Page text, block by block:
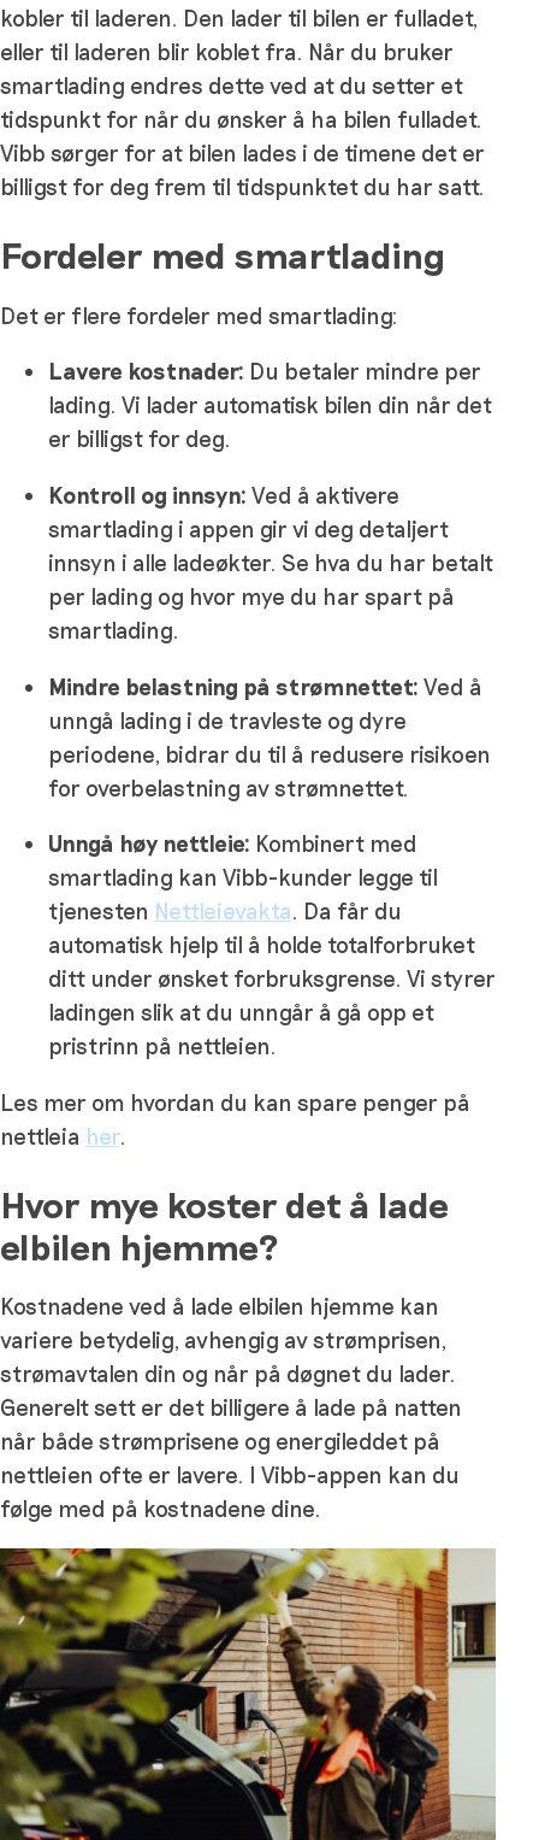
kobler til laderen. Den lader til bilen er fulladet,
eller til laderen blir koblet fra. Når du bruker
smartlading endres dette ved at du setter et
tidspunkt for når du ønsker å ha bilen fulladet.
Vibb sørger for at bilen lades i de timene det er
billigst for deg frem til tidspunktet du har satt.
Fordeler med smartlading
Det er flere fordeler med smartlading:
Lavere kostnader: Du betaler mindre per
lading. Vi lader automatisk bilen din når det
er billigst for deg.
Kontroll og innsyn: Ved å aktivere
smartlading i appen gir vi deg detaljert
innsyn i alle ladeøkter. Se hva du har betalt
per lading og hvor mye du har spart på
smartlading.
Mindre belastning på strømnettet: Ved å
unngå lading i de travleste og dyre
periodene, bidrar du til å redusere risikoen
for overbelastning av strømnettet.
Unngå høy nettleie: Kombinert med
smartlading kan Vibb-kunder legge til
tjenesten Nettleievakta. Da får du
automatisk hjelp til å holde totalforbruket
ditt under ønsket forbruksgrense. Vi styrer
ladingen slik at du unngår å gå opp et
pristrinn på nettleien.
Les mer om hvordan du kan spare penger på
nettleia her.
Hvor mye koster det å lade
elbilen hjemme?
Kostnadene ved å lade elbilen hjemme kan
variere betydelig, avhengig av strømprisen,
strømavtalen din og når på døgnet du lader.
Generelt sett er det billigere å lade på natten
når både strømprisene og energileddet på
nettleien ofte er lavere. I Vibb-appen kan du
følge med på kostnadene dine.